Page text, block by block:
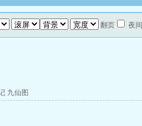
翻页 夜间
九仙图